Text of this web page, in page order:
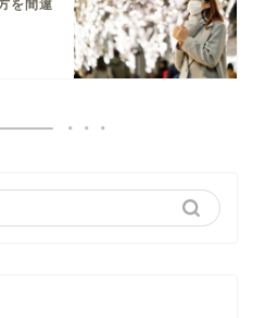
を間違